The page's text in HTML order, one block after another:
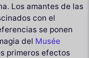
Los amantes de las
con el
se ponen
del Musée
primeros efectos